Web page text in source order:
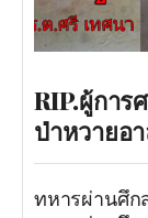
RIP.ผู้การ
ป่าหวายอ
ทหารผ่านศึก